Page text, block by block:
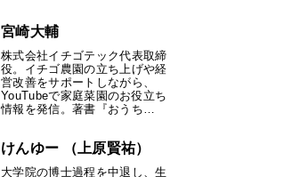
宮崎大輔
株式会社イチゴテック代表取締
役。イチゴ農園の立ち上げや経
営改善をサポートしながら、
YouTubeで家庭菜園のお役立ち
情報を発信。著書『おうち…
けんゆー （上原賢祐）
大学院の博士過程を中退し、生